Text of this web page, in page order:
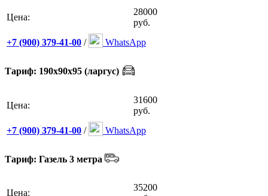
Цена:
28000
руб.
+7 (900) 379-41-00 / WhatsApp
Тариф: 190х90х95 (ларгус)
Цена:
31600
руб.
+7 (900) 379-41-00 / WhatsApp
Тариф: Газель 3 метра
Цена:
35200